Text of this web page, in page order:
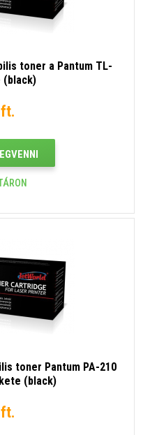
toner a Pantum TL-
(black)
toner Pantum PA-210
(black)